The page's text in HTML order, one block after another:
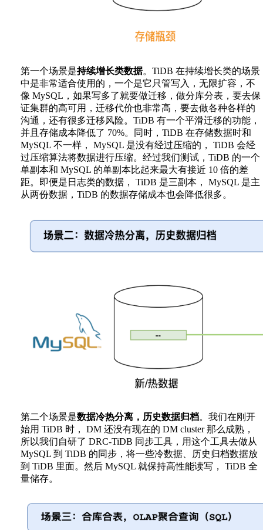
第一个场景是持续增长类数据。TiDB 在持续增长类的场景
中是非常适合使用的，一个是它只管写入，无限扩容，不
像 MySQL，如果写多了就要做迁移，做分库分表，要去保
证集群的高可用，迁移代价也非常高，要去做各种各样的
沟通，还有很多迁移风险。TiDB 有一个平滑迁移的功能，
并且存储成本降低了 70%。同时，TiDB 在存储数据时和
MySQL 不一样， MySQL 是没有经过压缩的， TiDB 会经
过压缩算法将数据进行压缩。经过我们测试，TiDB 的一个
单副本和 MySQL 的单副本比起来最大有接近 10 倍的差
距。即便是日志类的数据， TiDB 是三副本， MySQL 是主
从两份数据，TiDB 的数据存储成本也会降低很多。
第二个场景是数据冷热分离，历史数据归档。我们在刚开
始用 TiDB 时， DM 还没有现在的 DM cluster 那么成熟，
所以我们自研了 DRC-TiDB 同步工具，用这个工具去做从
MySQL 到 TiDB 的同步，将一些冷数据、历史归档数据放
到 TiDB 里面。然后 MySQL 就保持高性能读写， TiDB 全
量储存。